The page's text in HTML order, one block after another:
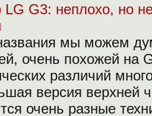
LG G3: неплохо, но
мы можем
очень похожей на
различий
версия верхней
очень разные